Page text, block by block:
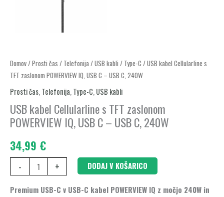
Domov/Prosti čas / Telefonija/USB kabli / Type-C / USB kabel Cellularline s
TFT zaslonom POWERVIEW IQ, USB C – USB C, 240W
Prosti čas, Telefonija, Type-C, USB kabli
USB kabel Cellularline s TFT zaslonom
POWERVIEW IQ, USB C – USB C, 240W
34,99 €
-
USB
kabel
Cellularline
s
TFT
POWERVIEW
IQ,
USB
C
+ DODAJ V KOŠARICO
Premium USB-C v USB-C kabel POWERVIEW IQ z močjo 240W in